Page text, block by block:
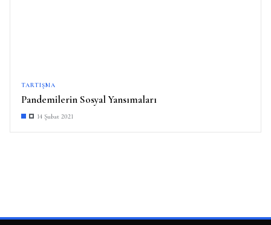
TARTIŞMA
Pandemilerin Sosyal Yansımaları
14 Şubat 2021